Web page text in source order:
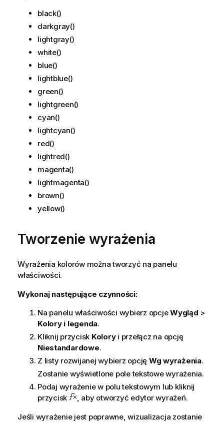
black()
darkgray()
lightgray()
white()
blue()
lightblue()
green()
lightgreen()
cyan()
lightcyan()
red()
lightred()
magenta()
lightmagenta()
brown()
yellow()
Tworzenie wyrażenia
Wyrażenia kolorów można tworzyć na panelu
właściwości.
Wykonaj następujące czynności:
Na panelu właściwości wybierz opcjeWygląd >
Kolory i legenda.
Kliknij przycisk Koloryi przełącz na opcję
Niestandardowe.
Z listy rozwijanej wybierz opcję Wg wyrażenia.
Zostanie wyświetlone pole tekstowe wyrażenia.
Podaj wyrażenie w polu tekstowym lub kliknij
przycisk
, aby otworzyć edytor wyrażeń.
Jeśli wyrażenie jest poprawne, wizualizacja zostanie